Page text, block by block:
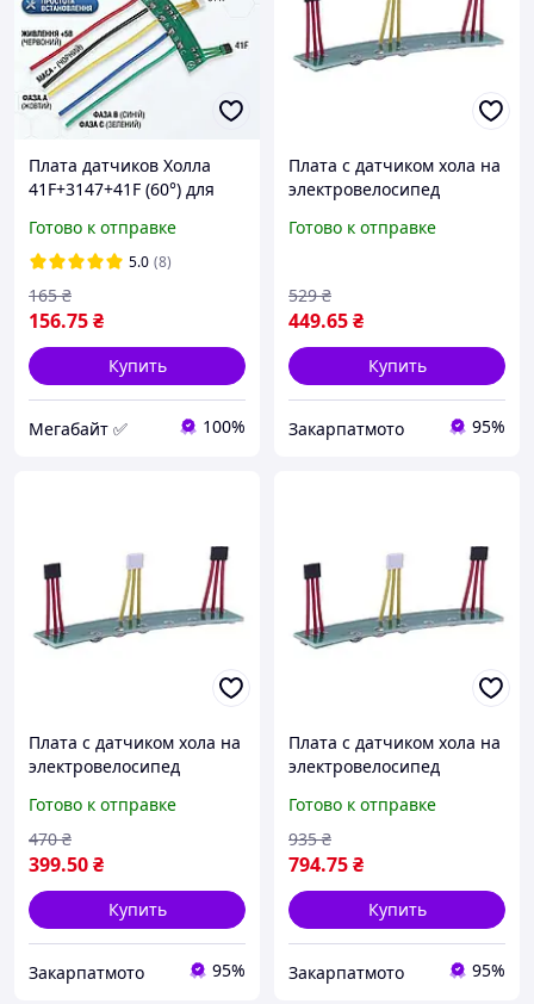
Плата датчиков Холла
41F+3147+41F (60°) для
BLDC
Готово к отправке
5.0 (8)
156.75₴
165 ₴
Купить
Мегабайт ✅ 100%
Плата с датчиком хола на
электровелосипед
Готово к отправке
449.65₴
529 ₴
Купить
Закарпатмото 95%
Плата с датчиком хола на
электровелосипед
Готово к отправке
399.50₴
470 ₴
Купить
Закарпатмото 95%
Плата с датчиком хола на
электровелосипед
Готово к отправке
794.75₴
935 ₴
Купить
Закарпатмото 95%